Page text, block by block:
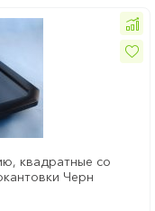
квадратные со
Черн